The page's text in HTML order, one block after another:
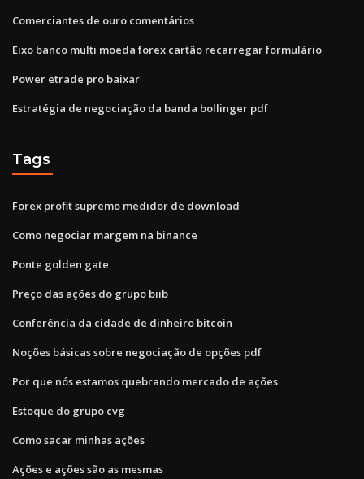
Comerciantes de ouro comentários
Eixo banco multi moeda forex cartão recarregar formulário
Power etrade pro baixar
Estratégia de negociação da banda bollinger pdf
Tags
Forex profit supremo medidor de download
Como negociar margem na binance
Ponte golden gate
Preço das ações do grupo biib
Conferência da cidade de dinheiro bitcoin
Noções básicas sobre negociação de opções pdf
Por que nós estamos quebrando mercado de ações
Estoque do grupo cvg
Como sacar minhas ações
Ações e ações são as mesmas